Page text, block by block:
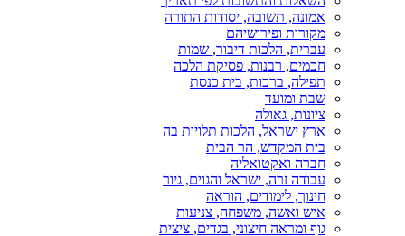
אמונה, תשובה, יסודות התורה
מקורות ופירושיהם
עברית, הלכות דיבור, שמות
חכמים, רבנות, פסיקת הלכה
תפילה, ברכות, בית כנסת
שבת ומועד
ציונות, גאולה
ארץ ישראל, הלכות תלויות בה
בית המקדש, הר הבית
חברה ואקטואליה
עבודה זרה, ישראל והגוים, גיור
חינוך, לימודים, הוראה
איש ואשה, משפחה, צניעות
גוף ומראה חיצוני, בגדים, ציצית